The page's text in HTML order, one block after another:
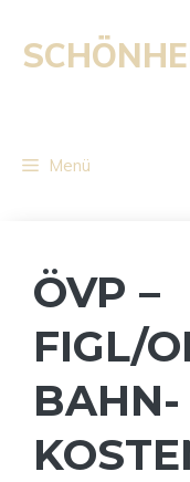
Inhalt
springen
Menü
ÖVP –
FIGL/
BAHN-